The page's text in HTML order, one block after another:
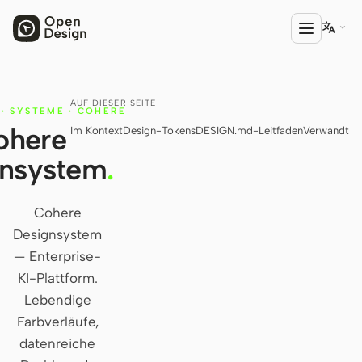
PRODUKT
Open Design
HTML Anything
Codex Slides
Open Design Plugin
AGENT
Codex
Cursor Agent

AUF DIESER SEITE
Im KontextDesign-TokensDESIGN.md-LeitfadenVerwandt
· SYSTEME · COHERE
.
Cohere
Designsystem
— Enterprise-
KI-Plattform.
Lebendige
Farbverläufe,
datenreiche